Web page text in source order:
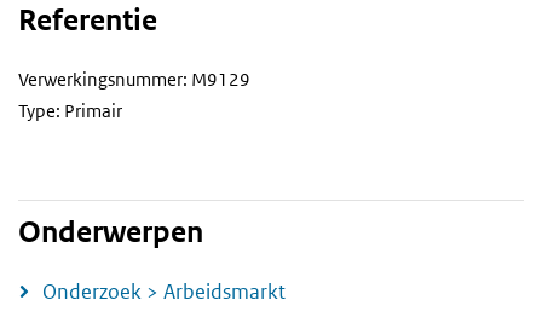
Referentie
Verwerkingsnummer: M9129
Type: Primair
Onderwerpen
Onderzoek > Arbeidsmarkt